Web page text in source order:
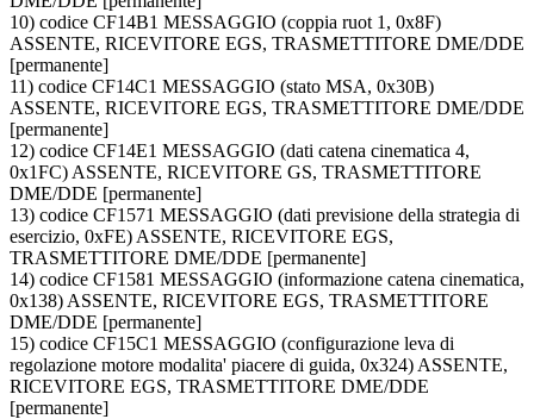
10) codice CF14B1 MESSAGGIO (coppia ruot 1, 0x8F)
ASSENTE, RICEVITORE EGS, TRASMETTITORE DME/DDE
[permanente]
11) codice CF14C1 MESSAGGIO (stato MSA, 0x30B)
ASSENTE, RICEVITORE EGS, TRASMETTITORE DME/DDE
[permanente]
12) codice CF14E1 MESSAGGIO (dati catena cinematica 4,
0x1FC) ASSENTE, RICEVITORE GS, TRASMETTITORE
DME/DDE [permanente]
13) codice CF1571 MESSAGGIO (dati previsione della strategia di
esercizio, 0xFE) ASSENTE, RICEVITORE EGS,
TRASMETTITORE DME/DDE [permanente]
14) codice CF1581 MESSAGGIO (informazione catena cinematica,
0x138) ASSENTE, RICEVITORE EGS, TRASMETTITORE
DME/DDE [permanente]
15) codice CF15C1 MESSAGGIO (configurazione leva di
regolazione motore modalita' piacere di guida, 0x324) ASSENTE,
RICEVITORE EGS, TRASMETTITORE DME/DDE
[permanente]